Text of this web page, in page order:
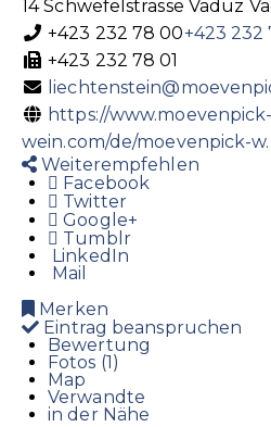
14 Schwefelstrasse Vaduz
+423 232 78 00+423 232
+423 232 78 01
https://www.moevenpick-
wein.com/de/moevenpick-
Weiterempfehlen
Facebook
Twitter
Google+
Tumblr
LinkedIn
Mail
Merken
Eintrag beanspruchen
Bewertung
Fotos (1)
Map
Verwandte
in der Nähe